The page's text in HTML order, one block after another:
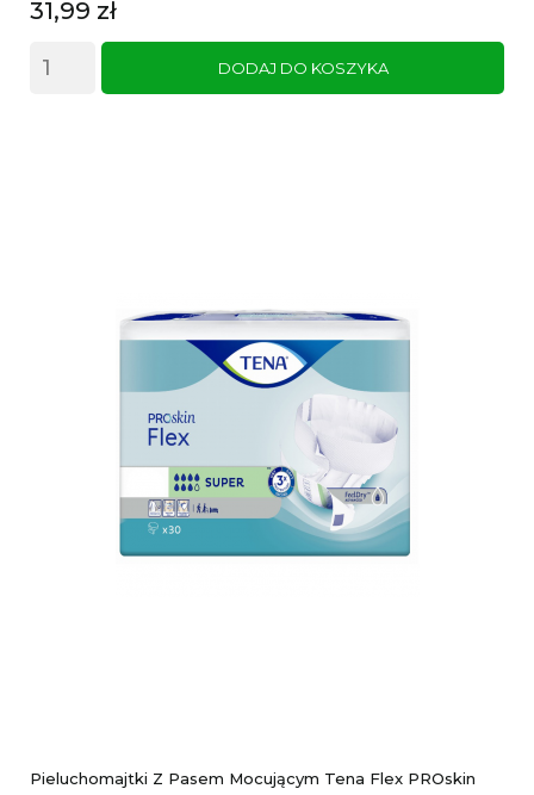
Cena
31,99 zł
DODAJ DO KOSZYKA
Pieluchomajtki Z Pasem Mocującym Tena Flex PROskin